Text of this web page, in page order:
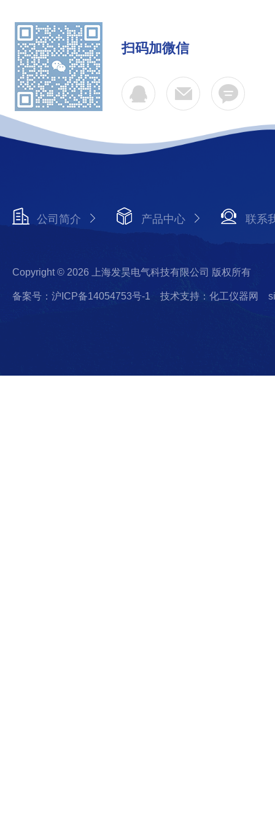
扫码加微信
公司简介 产品中心 联系
Copyright © 2026 上海发昊电气科技有限公司 版权所有
备案号：沪ICP备14054753号-1 技术支持：化工仪器网